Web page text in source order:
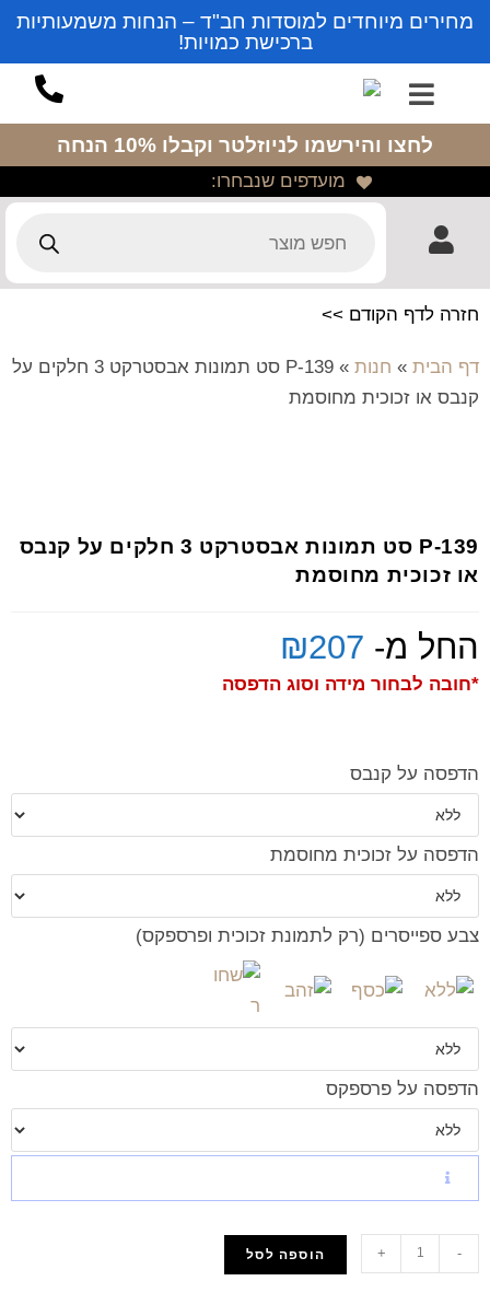
מחירים מיוחדים למוסדות חב"ד – הנחות משמעותיות
ברכישת כמויות!
לחצו והירשמו לניוזלטר וקבלו 10% הנחה
מועדפים שנבחרו:
חזרה לדף הקודם >>
דף הבית » חנות »
P-139 סט תמונות אבסטרקט 3 חלקים על
קנבס או זכוכית מחוסמת
P-139 סט תמונות אבסטרקט 3 חלקים על קנבס
או זכוכית מחוסמת
החל מ- ₪207
*חובה לבחור מידה וסוג הדפסה
הדפסה על קנבס
הדפסה על זכוכית מחוסמת
צבע ספייסרים (רק לתמונת זכוכית ופרספקס)
הדפסה על פרספקס
-
+ הוספה לסל